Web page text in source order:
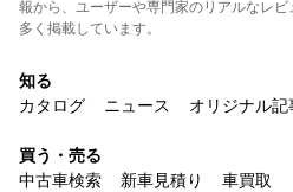
報から、ユーザーや専門家のリアルなレ
多く掲載しています。
知る
カタログ
ニュース オリジナル記
買う・売る
中古車検索
新車見積り 車買取